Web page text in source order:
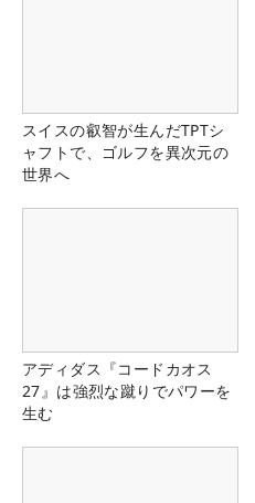
スイスの叡智が生んだTPTシ
ャフトで、ゴルフを異次元の
世界へ
アディダス『コードカオス
27』は強烈な蹴りでパワーを
生む